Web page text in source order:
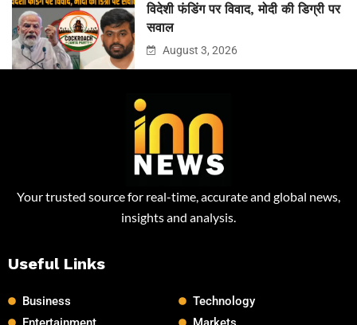
विदेशी फंडिंग पर विवाद, मोदी की डिग्री पर
सवाल
August 3, 2026
Your trusted source for real-time, accurate and global news,
insights and analysis.
Useful Links
Business
Technology